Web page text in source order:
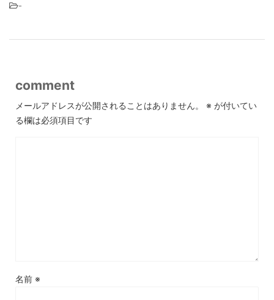
-
comment
メールアドレスが公開されることはありません。 ※ が付いてい
る欄は必須項目です
名前 ※